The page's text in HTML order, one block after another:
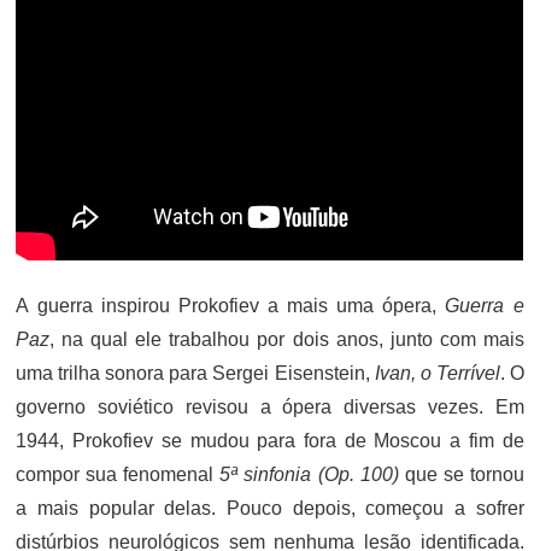
A guerra inspirou Prokofiev a mais uma ópera,Guerra e
Paz, na qual ele trabalhou por dois anos, junto com mais
uma trilha sonora para Sergei Eisenstein, Ivan, o Terrível. O
governo soviético revisou a ópera diversas vezes. Em
1944, Prokofiev se mudou para fora de Moscou a fim de
compor sua fenomenal5ª sinfonia (Op. 100)que se tornou
a mais popular delas. Pouco depois, começou a sofrer
distúrbios neurológicos sem nenhuma lesão identificada.